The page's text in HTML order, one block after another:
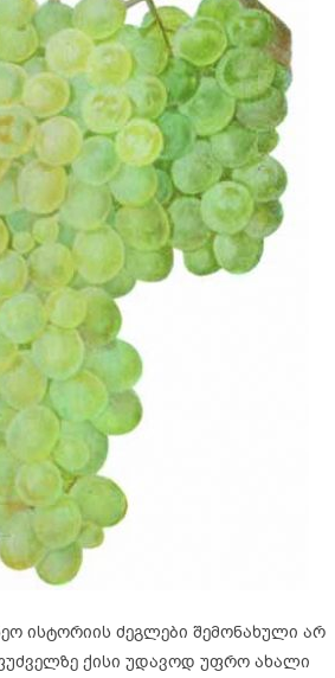
ისტორიის ძეგლები შემონახული არ
ქისი უდავოდ უფრო ახალი